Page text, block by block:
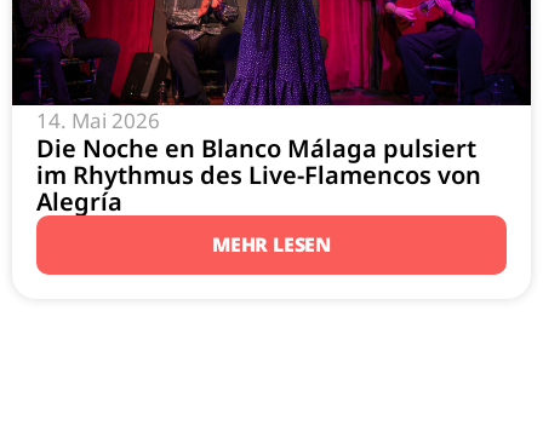
14. Mai 2026
Die Noche en Blanco Málaga pulsiert
im Rhythmus des Live-Flamencos von
Alegría
MEHR LESEN